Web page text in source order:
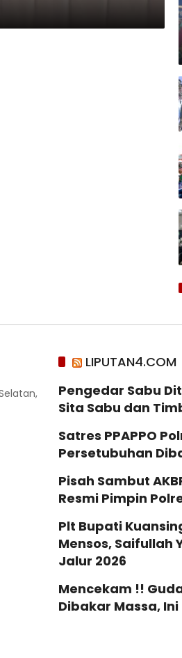
LIPUTAN4.COM
Pengedar Sabu
Sita Sabu dan
Satres PPAPPO
Persetubuhan
Pisah Sambut
Resmi Pimpin
Plt Bupati
Mensos, Saifullah
Jalur 2026
Mencekam !!
Dibakar Massa,